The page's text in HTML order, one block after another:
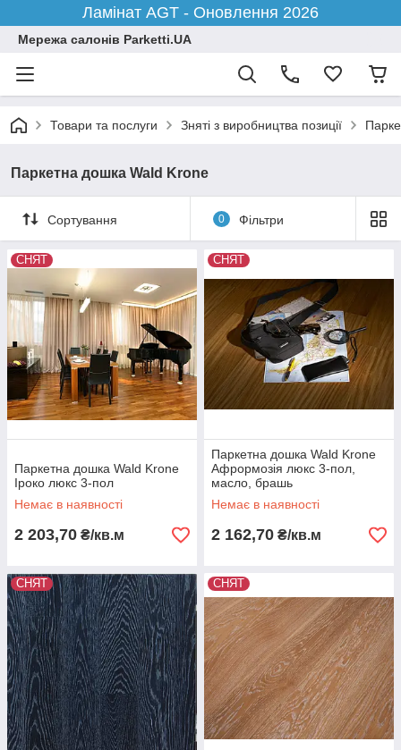
Ламінат AGT - Оновлення 2026
Мережа салонів Parketti.UA
Товари та послуги Зняті з виробництва позиції
Паркетна дошка Wald Krone
Сортування 0 Фільтри
СНЯТ
Паркетна дошка Wald Krone
Іроко люкс 3-пол
Немає в наявності
2 203,70 ₴/кв.м
СНЯТ
Паркетна дошка Wald Krone
Афрормозія люкс 3-пол,
масло, брашь
Немає в наявності
2 162,70 ₴/кв.м
СНЯТ СНЯТ